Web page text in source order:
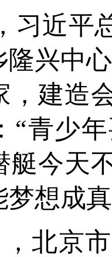
习近平
隆兴中
，建造
“青少
艇今天
想成
，北京